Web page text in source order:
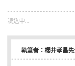
読込中...
執筆者：櫻井孝昌